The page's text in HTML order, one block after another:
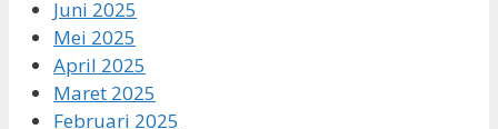
Juni 2025
Mei 2025
April 2025
Maret 2025
Februari 2025